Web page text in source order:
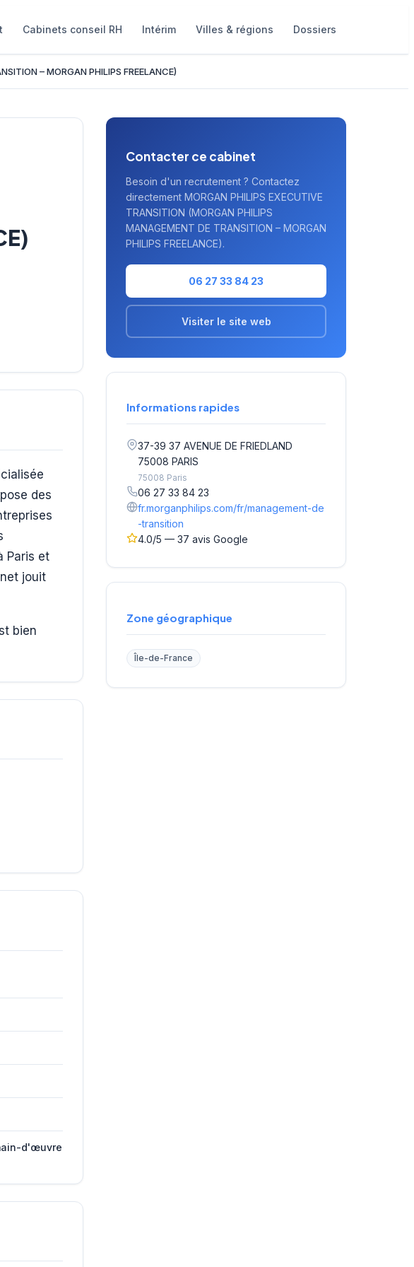
Cabinets conseil RH Intérim Villes & régions Dossiers
– MORGAN PHILIPS FREELANCE)
des
Paris et
jouit
bien
d'œuvre
Contacter ce cabinet
Besoin d'un recrutement ? Contactez
directement MORGAN PHILIPS EXECUTIVE
TRANSITION (MORGAN PHILIPS
MANAGEMENT DE TRANSITION – MORGAN
PHILIPS FREELANCE).
06 27 33 84 23
Visiter le site web
Informations rapides
37-39 37 AVENUE DE FRIEDLAND
75008 PARIS
75008 Paris
06 27 33 84 23
fr.morganphilips.com/fr/management-de
-transition
4.0/5 — 37 avis Google
Zone géographique
Île-de-France